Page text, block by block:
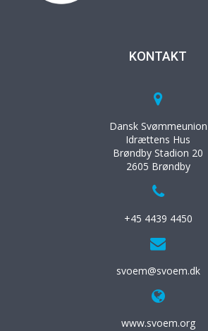
KONTAKT
Dansk Svømmeunion
Idrættens Hus
Brøndby Stadion 20
2605 Brøndby
+45 4439 4450
svoem@svoem.dk
www.svoem.org